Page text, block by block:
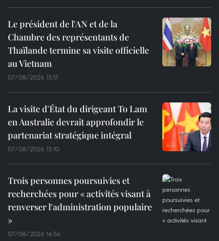
Le président de l'AN et de la
Chambre des représentants de
Thaïlande termine sa visite officielle
au Vietnam
07/08/2026 15:17
La visite d'État du dirigeant To Lam
en Australie devrait approfondir le
partenariat stratégique intégral
07/08/2026 15:10
Trois personnes poursuivies et
recherchées pour « activités visant à
renverser l'administration populaire
»
07/08/2026 14:54